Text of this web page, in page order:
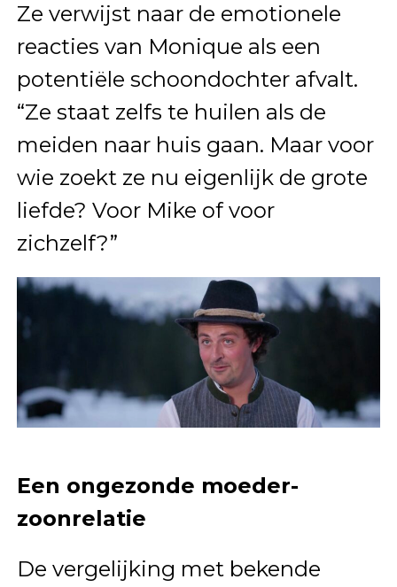
Ze verwijst naar de emotionele
reacties van Monique als een
potentiële schoondochter afvalt.
“Ze staat zelfs te huilen als de
meiden naar huis gaan. Maar voor
wie zoekt ze nu eigenlijk de grote
liefde? Voor Mike of voor
zichzelf?”
Een ongezonde moeder-
zoonrelatie
De vergelijking met bekende